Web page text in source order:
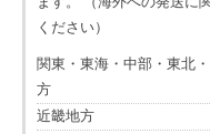
ください）
関東・東海・中部・東北
方
近畿地方